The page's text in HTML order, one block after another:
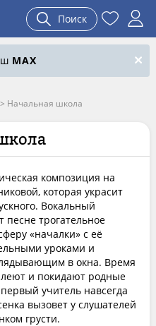
Поиск
MAX
> Начальная школа
композиция на
которая украсит
Вокальный
песне трогательное
«началки» с её
уроками и
в окна. Время
и покидают родные
учитель навсегда
вызовет у слушателей
грусти.